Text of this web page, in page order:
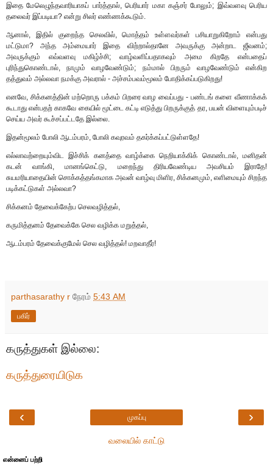
இதை மேலெழுந்தவாரியாகப் பார்த்தால், பெரியார் மகா கஞ்சர் போலும்; இவ்வளவு பெரிய
தலைவர் இப்படியா? என்று சிலர் எண்ணக்கூடும்.
ஆனால், இதில் குறைந்த செலவில், மொத்தம் உள்ளவர்கள் பசியாறுகிறோம் என்பது
மட்டுமா? அந்த அம்மையார் இதை விற்றால்தானே அவருக்கு அன்றாட ஜீவனம்;
அவருக்கும் எவ்வளவு மகிழ்ச்சி; வாழ்வளிப்பதாகவும் அமை கிறதே என்பதைப்
புரிந்துகொண்டால், நாமும் வாழவேண்டும்; நம்மால் பிறரும் வாழவேண்டும் என்கிற
தத்துவம் அல்லவா நமக்கு அவரால் - அச்சம்பவம்மூலம் போதிக்கப்படுகிறது!
எனவே, சிக்கனத்தின் மற்றொரு பக்கம் பிறரை வாழ வைப்பது - பண்டங் களை வீணாக்கக்
கூடாது என்பதற் காகவே கையில் மூட்டை கட்டி எடுத்து பிறருக்குத் தர, பயன் விளையும்படிச்
செய்ய அவர் கூச்சப்பட்டதே இல்லை.
இதன்மூலம் போலி ஆடம்பரம், போலி கவுரவம் தகர்க்கப்பட்டுள்ளதே!
எல்லாவற்றையும்விட இச்சிக் கனத்தை வாழ்க்கை நெறியாக்கிக் கொண்டால், மனிதன்
கடன் வாங்கி, மானங்கெட்டு, மறைந்து திரியவேண்டிய அவசியம் இராதே!
சுயமரியாதையின் சொக்கத்தங்கமாக அவன் வாழ்வு மிளிர, சிக்கனமும், எளிமையும் சிறந்த
படிக்கட்டுகள் அல்லவா?
சிக்கனம் தேவைக்கேற்ப செலவழித்தல்,
கருமித்தனம் தேவைக்கே செல வழிக்க மறுத்தல்,
ஆடம்பரம் தேவைக்குமேல் செல வழித்தல்! மறவாதீர்!
parthasarathy r நேரம் 5:43 AM
பகிர்
கருத்துகள் இல்லை:
கருத்துரையிடுக
‹ ›
முகப்பு
வலையில் காட்டு
என்னைப் பற்றி